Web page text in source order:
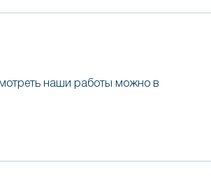
наши работы можно в